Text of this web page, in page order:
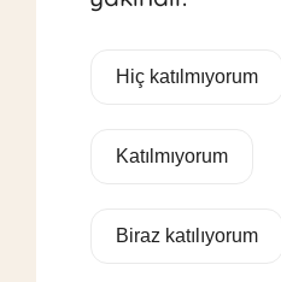
Hiç katılmıyorum
Katılmıyorum
Biraz katılıyorum